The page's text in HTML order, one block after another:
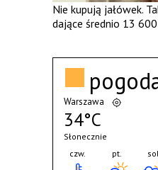
Nie kupują jałówek.
dające średnio 13
Warszawa
34°C
Słonecznie
czw.
pt.